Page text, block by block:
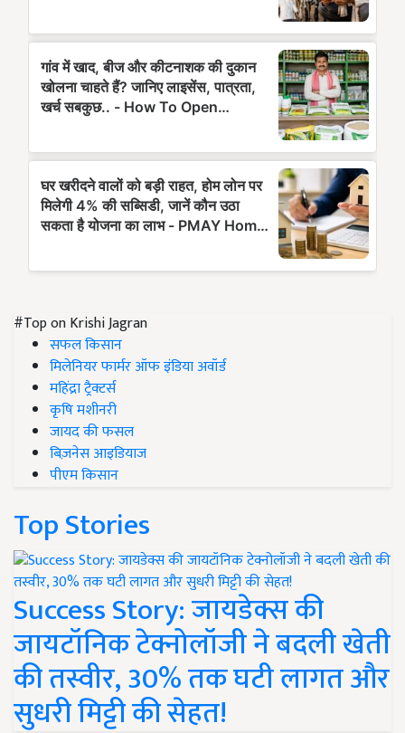
#Top on Krishi Jagran
सफल किसान
मिलेनियर फार्मर ऑफ इंडिया अवॉर्ड
महिंद्रा ट्रैक्टर्स
कृषि मशीनरी
जायद की फसल
बिज़नेस आइडियाज
पीएम किसान
Top Stories
Success Story: जायडेक्स की
जायटॉनिक टेक्नोलॉजी ने बदली खेती
की तस्वीर, 30% तक घटी लागत और
सुधरी मिट्टी की सेहत!